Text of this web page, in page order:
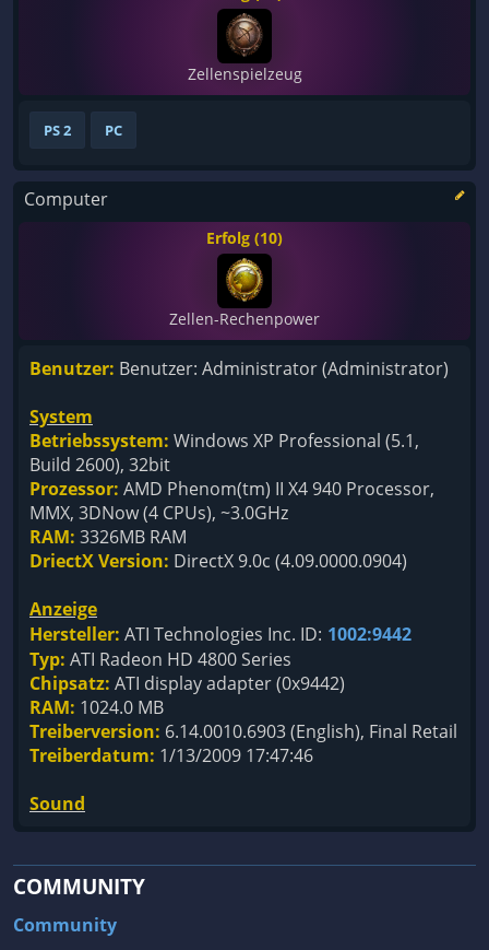
Zellenspielzeug
PS 2 PC
Computer
Erfolg (10)
Zellen-Rechenpower
Benutzer: Benutzer: Administrator (Administrator)
System
Betriebssystem: Windows XP Professional (5.1,
Build 2600), 32bit
Prozessor: AMD Phenom(tm) II X4 940 Processor,
MMX, 3DNow (4 CPUs), ~3.0GHz
RAM: 3326MB RAM
DriectX Version: DirectX 9.0c (4.09.0000.0904)
Anzeige
Hersteller: ATI Technologies Inc. ID: 1002:9442
Typ: ATI Radeon HD 4800 Series
Chipsatz: ATI display adapter (0x9442)
RAM: 1024.0 MB
Treiberversion: 6.14.0010.6903 (English), Final Retail
Treiberdatum: 1/13/2009 17:47:46
Sound
COMMUNITY
Community